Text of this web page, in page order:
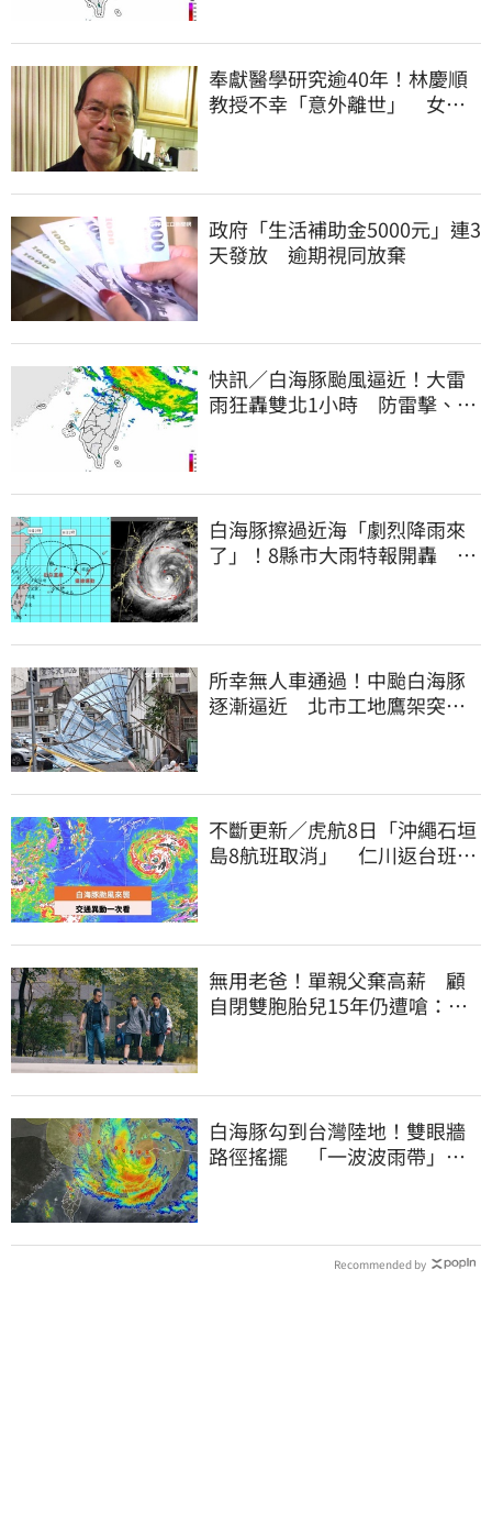
奉獻醫學研究逾40年！林慶順
教授不幸「意外離世」 女兒
政府「生活補助金5000元」連3
天發放 逾期視同放棄
快訊／白海豚颱風逼近！大雷
雨狂轟雙北1小時 防雷擊、強
白海豚擦過近海「劇烈降雨來
了」！8縣市大雨特報開轟 今
所幸無人車通過！中颱白海豚
逐漸逼近 北市工地鷹架突倒
不斷更新／虎航8日「沖繩石垣
島8航班取消」 仁川返台班機
無用老爸！單親父棄高薪 顧
自閉雙胞胎兒15年仍遭嗆：怎
白海豚勾到台灣陸地！雙眼牆
路徑搖擺 「一波波雨帶」開
Recommended by